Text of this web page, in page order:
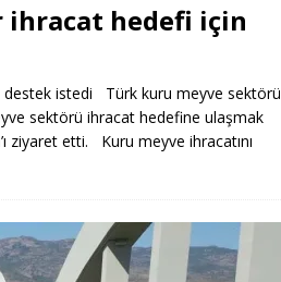
ihracat hedefi için
destek istedi Türk kuru meyve sektörü
sektörü ihracat hedefine ulaşmak
ziyaret etti. Kuru meyve ihracatını